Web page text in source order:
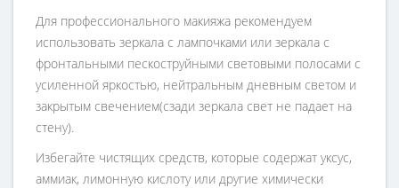
Для профессионального макияжа рекомендуем
использовать зеркала с лампочками или зеркала с
фронтальными пескоструйными световыми полосами с
усиленной яркостью, нейтральным дневным светом и
закрытым свечением(сзади зеркала свет не падает на
стену).
Избегайте чистящих средств, которые содержат уксус,
аммиак, лимонную кислоту или другие химически